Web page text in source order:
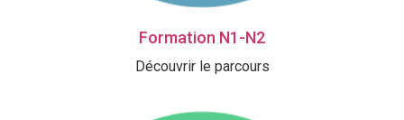
Formation N1-N2
Découvrir le parcours